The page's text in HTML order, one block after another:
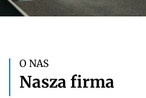
O NAS
Nasza firma